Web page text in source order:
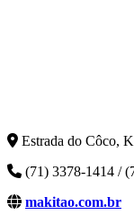
Estrada do Côco,
(71) 3378-1414 /
makitao.com.br